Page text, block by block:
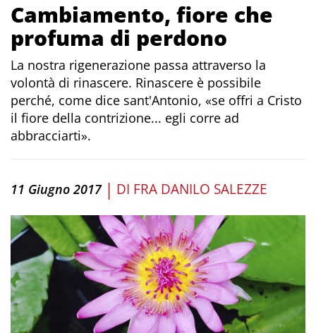
Cambiamento, fiore che
profuma di perdono
La nostra rigenerazione passa attraverso la
volontà di rinascere. Rinascere è possibile
perché, come dice sant'Antonio, «se offri a Cristo
il fiore della contrizione... egli corre ad
abbracciarti».
11 Giugno 2017 | DI FRA DANILO SALEZZE